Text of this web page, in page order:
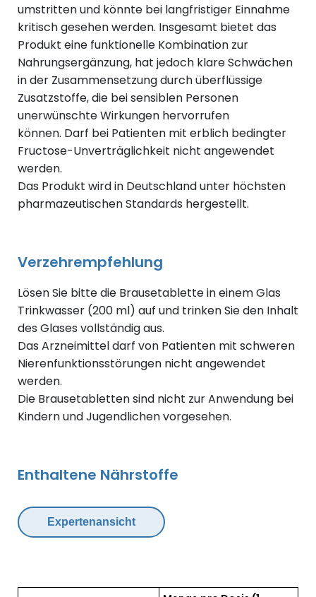
umstritten und könnte bei langfristiger Einnahme
kritisch gesehen werden. Insgesamt bietet das
Produkt eine funktionelle Kombination zur
Nahrungsergänzung, hat jedoch klare Schwächen
in der Zusammensetzung durch überflüssige
Zusatzstoffe, die bei sensiblen Personen
unerwünschte Wirkungen hervorrufen
können. Darf bei Patienten mit erblich bedingter
Fructose-Unverträglichkeit nicht angewendet
werden.
Das Produkt wird in Deutschland unter höchsten
pharmazeutischen Standards hergestellt.
Verzehrempfehlung
Lösen Sie bitte die Brausetablette in einem Glas
Trinkwasser (200 ml) auf und trinken Sie den Inhalt
des Glases vollständig aus.
Das Arzneimittel darf von Patienten mit schweren
Nierenfunktionsstörungen nicht angewendet
werden.
Die Brausetabletten sind nicht zur Anwendung bei
Kindern und Jugendlichen vorgesehen.
Enthaltene Nährstoffe
Expertenansicht